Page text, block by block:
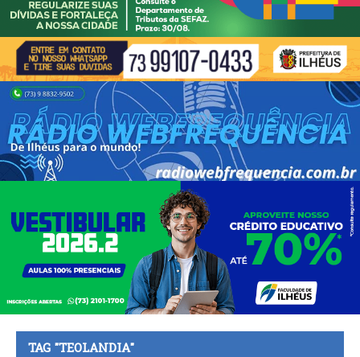
TAG "TEOLANDIA"